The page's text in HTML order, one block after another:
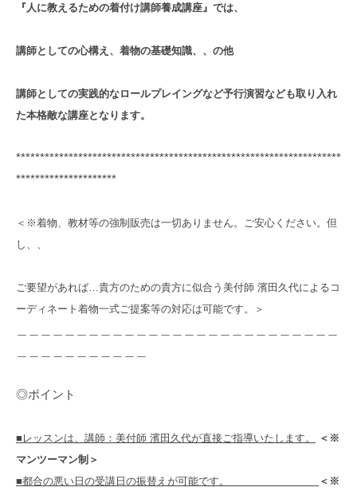
『人に教えるための着付け講師養成講座』では、
講師としての心構え、着物の基礎知識、、の他
講師としての実践的なロールプレイングなど予行演習なども取り入れ
た本格敵な講座となります。
********************************************************************
*********************
＜※着物、教材等の強制販売は一切ありません。ご安心ください。但
し、、
ご要望があれば…貴方のための貴方に似合う美付師 濱田久代によるコ
ーディネート着物一式ご提案等の対応は可能です。＞
◎ポイント
■レッスンは、講師：美付師 濱田久代が直接ご指導いたします。
＜※
マンツーマン制＞
■都合の悪い日の受講日の振替えが可能です。
＜※